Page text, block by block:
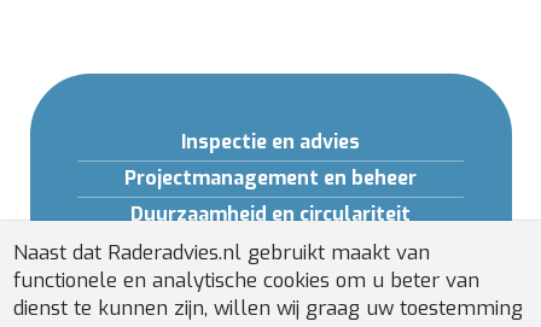
Inspectie en advies
Projectmanagement en beheer
Duurzaamheid en circulariteit
Opleidingen en Software
Gebouwveiligheid
Naast dat Raderadvies.nl gebruikt maakt van
functionele en analytische cookies om u beter van
dienst te kunnen zijn, willen wij graag uw toestemming